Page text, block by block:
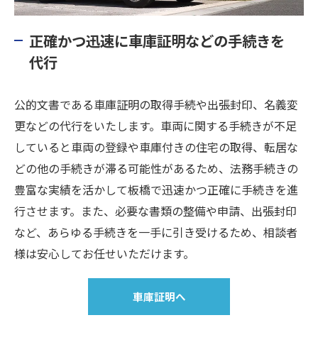
正確かつ迅速に車庫証明などの手続きを
代行
公的文書である車庫証明の取得手続や出張封印、名義変
更などの代行をいたします。車両に関する手続きが不足
していると車両の登録や車庫付きの住宅の取得、転居な
どの他の手続きが滞る可能性があるため、法務手続きの
豊富な実績を活かして板橋で迅速かつ正確に手続きを進
行させます。また、必要な書類の整備や申請、出張封印
など、あらゆる手続きを一手に引き受けるため、相談者
様は安心してお任せいただけます。
車庫証明へ